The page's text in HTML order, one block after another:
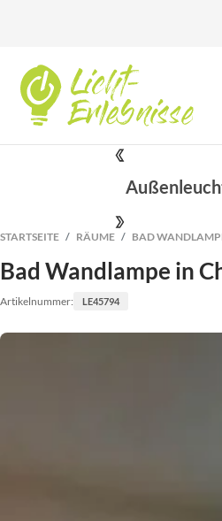
STARTSEITE RÄUME BAD
Bad Wandlampe in
Artikelnummer: LE45794